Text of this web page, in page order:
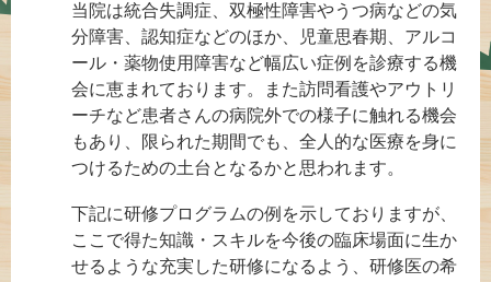
当院は統合失調症、双極性障害やうつ病などの気
分障害、認知症などのほか、児童思春期、アルコ
ール・薬物使用障害など幅広い症例を診療する機
会に恵まれております。また訪問看護やアウトリ
ーチなど患者さんの病院外での様子に触れる機会
もあり、限られた期間でも、全人的な医療を身に
つけるための土台となるかと思われます。
下記に研修プログラムの例を示しておりますが、
ここで得た知識・スキルを今後の臨床場面に生か
せるような充実した研修になるよう、研修医の希